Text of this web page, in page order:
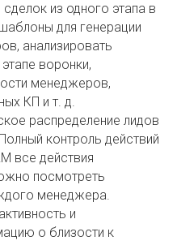
из одного этапа в
для генерации
анализировать
воронки,
менеджеров,
КП и т. д.
распределение лидов
контроль действий
все действия
посмотреть
менеджера.
и
о близости к